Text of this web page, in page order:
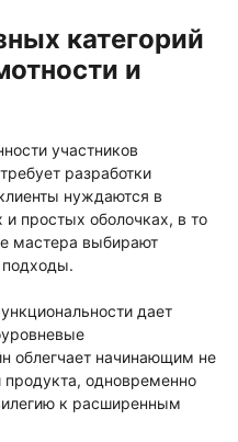
категорий
и
участников
разработки
нуждаются в
простых оболочках, в то
мастера выбирают
дает
облегчает начинающим не
продукта, одновременно
к расширенным